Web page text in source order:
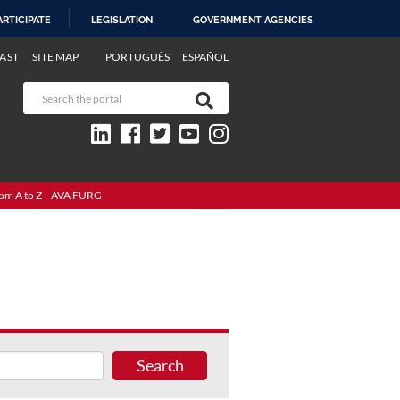
LEGISLATION GOVERNMENT AGENCIES
PORTUGUÊS ESPAÑOL
SITE MAP
A to Z AVA FURG
Search